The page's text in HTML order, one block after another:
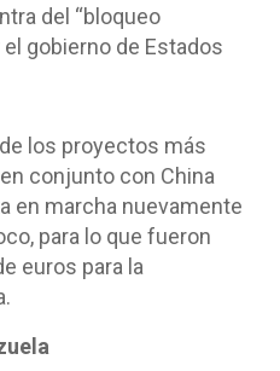
del “bloqueo
gobierno de Estados
los proyectos más
conjunto con China
en marcha nuevamente
para lo que fueron
euros para la